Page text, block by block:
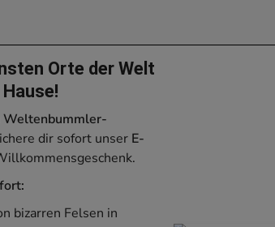
Orte der Welt
Weltenbummler-
dir sofort unser E-
bizarren Felsen in